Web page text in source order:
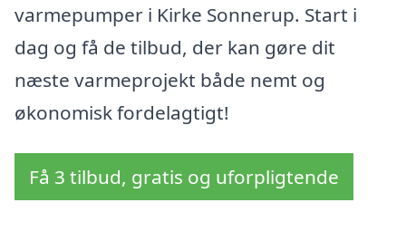
varmepumper i Kirke Sonnerup. Start i
dag og få de tilbud, der kan gøre dit
næste varmeprojekt både nemt og
økonomisk fordelagtigt!
Få 3 tilbud, gratis og uforpligtende